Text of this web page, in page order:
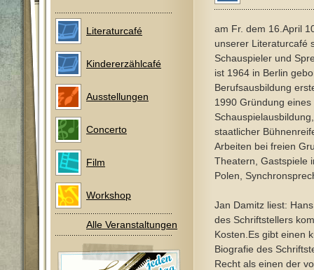
Literaturcafé
Kindererzählcafé
Ausstellungen
Concerto
Film
Workshop
Alle Veranstaltungen
am Fr. dem 16.April
unserer Literaturcafé
Schauspieler und
ist 1964 in Berlin
Berufsausbildung
1990 Gründung
staatlicher
Arbeiten bei freien
Theatern, Gastspiele
Polen,
Jan Damitz liest:
des Schriftstellers
Kosten.Es gibt einen
Biografie des
Recht als einen der